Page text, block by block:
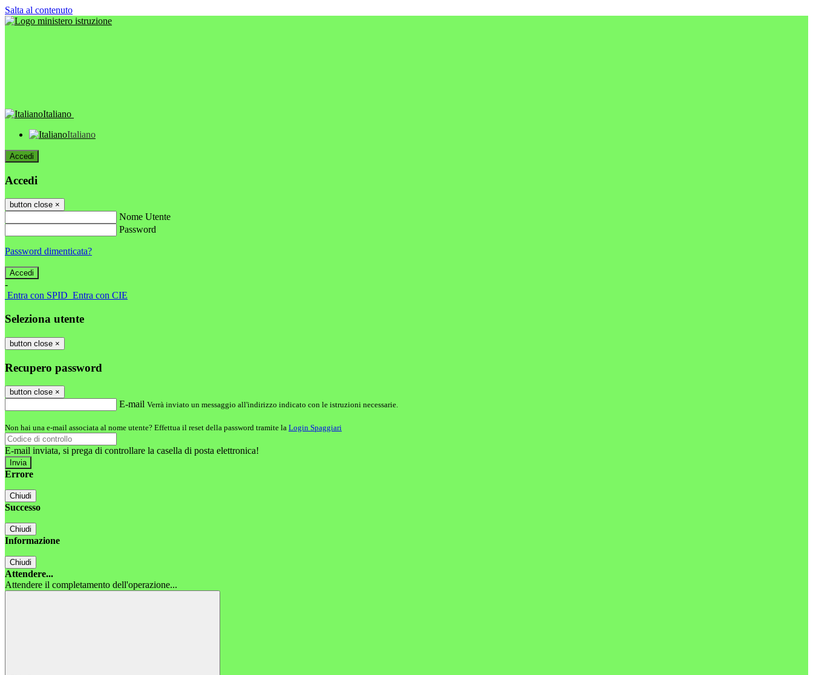
Salta al contenuto
Italiano
Italiano
Accedi
Accedi
button close ×
Nome Utente
Password
Password dimenticata?
-
Entra con SPID Entra con CIE
Seleziona utente
button close ×
Recupero password
button close ×
E-mail Verrà inviato un messaggio all'indirizzo indicato con le istruzioni necessarie.
Non hai una e-mail associata al nome utente? Effettua il reset della password tramite la Login Spaggiari
E-mail inviata, si prega di controllare la casella di posta elettronica!
Errore
Chiudi
Successo
Chiudi
Informazione
Chiudi
Attendere...
Attendere il completamento dell'operazione...